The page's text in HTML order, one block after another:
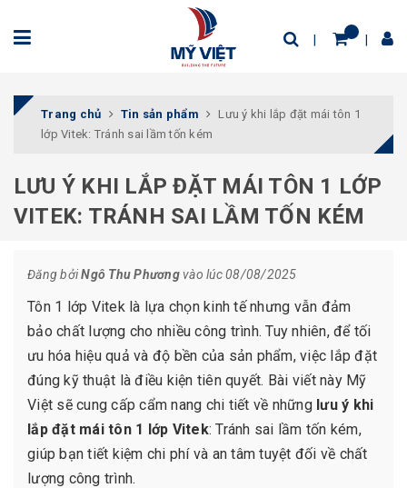
Trang chủ Tin sản phẩm
Lưu ý khi lắp đặt mái tôn 1
lớp Vitek: Tránh sai lầm tốn kém
LƯU Ý KHI LẮP ĐẶT MÁI TÔN 1 LỚP
VITEK: TRÁNH SAI LẦM TỐN KÉM
Đăng bởiNgô Thu Phươngvào lúc 08/08/2025
Tôn 1 lớp Vitek là lựa chọn kinh tế nhưng vẫn đảm
bảo chất lượng cho nhiều công trình. Tuy nhiên, để tối
ưu hóa hiệu quả và độ bền của sản phẩm, việc lắp đặt
đúng kỹ thuật là điều kiện tiên quyết. Bài viết này Mỹ
Việt sẽ cung cấp cẩm nang chi tiết về những lưu ý khi
lắp đặt mái tôn 1 lớp Vitek: Tránh sai lầm tốn kém,
giúp bạn tiết kiệm chi phí và an tâm tuyệt đối về chất
lượng công trình.